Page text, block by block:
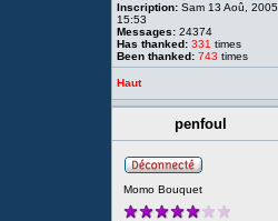
Inscription: Sam 13 Aoû, 2005
15:53
Messages: 24374
Has thanked: 331 times
Been thanked: 743 times
Haut
penfoul
Momo Bouquet